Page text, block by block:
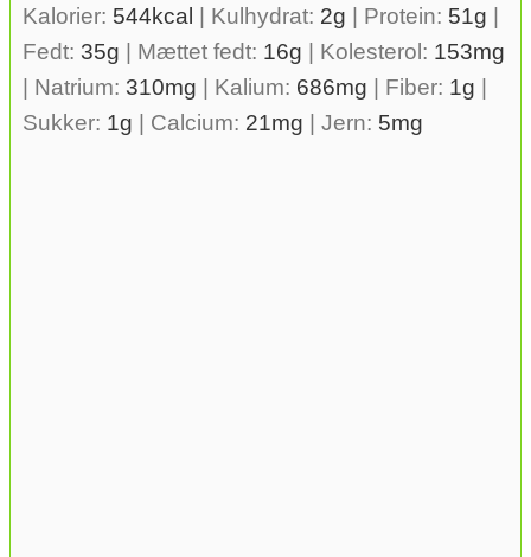
Kalorier: 544kcal Kulhydrat: 2g Protein: 51g
Fedt: 35g Mættet fedt: 16g Kolesterol: 153mg
Natrium: 310mg Kalium: 686mg Fiber: 1g
Sukker: 1g Calcium: 21mg Jern: 5mg